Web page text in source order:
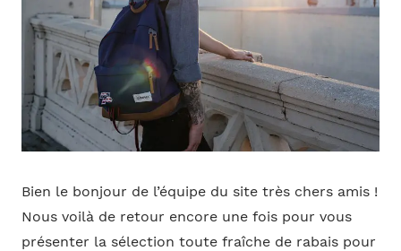
Bien le bonjour de l’équipe du site très chers amis !
Nous voilà de retour encore une fois pour vous
présenter la sélection toute fraîche de rabais pour